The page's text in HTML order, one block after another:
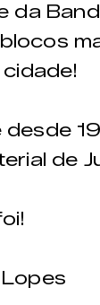
da
de